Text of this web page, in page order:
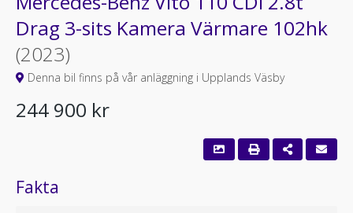
Drag 3-sits Kamera Värmare 102hk
(2023)
Denna bil finns på vår anläggning i Upplands Väsby
244 900 kr
Fakta